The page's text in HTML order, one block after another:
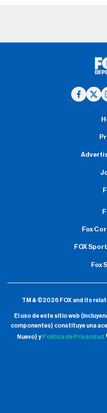
Fox
FOX
Fox
TM & ©2026 FOX and its
El uso de este sitio web
componentes) constituye una
Nuevo) y Política de Privacidad.